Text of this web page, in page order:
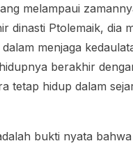
melampaui
dinasti Ptolemaik, dia
menjaga
berakhir
tetap hidup dalam
bukti nyata bahwa